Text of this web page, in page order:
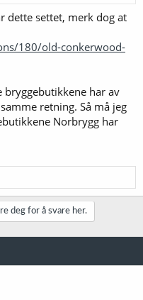
dette settet, merk dog at
180/old-conkerwood-
bryggebutikkene har av
retning. Så må jeg
Norbrygg har
deg for å svare her.